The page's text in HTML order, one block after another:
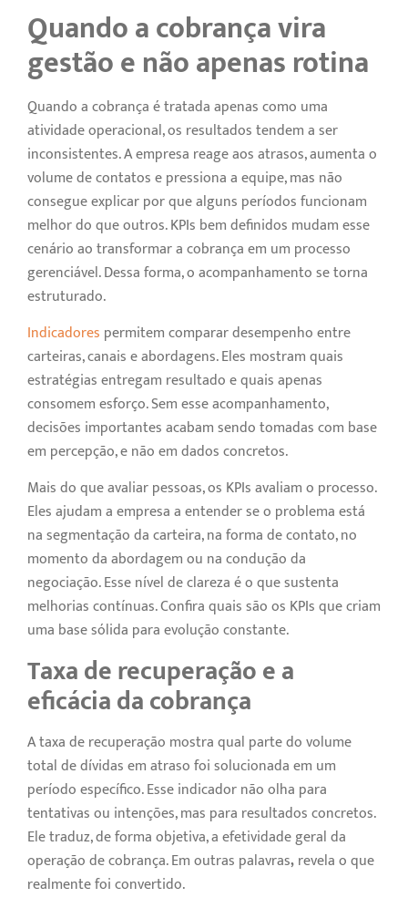
Quando a cobrança vira
gestão e não apenas rotina
Quando a cobrança é tratada apenas como uma
atividade operacional, os resultados tendem a ser
inconsistentes. A empresa reage aos atrasos, aumenta o
volume de contatos e pressiona a equipe, mas não
consegue explicar por que alguns períodos funcionam
melhor do que outros. KPIs bem definidos mudam esse
cenário ao transformar a cobrança em um processo
gerenciável. Dessa forma, o acompanhamento se torna
estruturado.
Indicadores permitem comparar desempenho entre
carteiras, canais e abordagens. Eles mostram quais
estratégias entregam resultado e quais apenas
consomem esforço. Sem esse acompanhamento,
decisões importantes acabam sendo tomadas com base
em percepção, e não em dados concretos.
Mais do que avaliar pessoas, os KPIs avaliam o processo.
Eles ajudam a empresa a entender se o problema está
na segmentação da carteira, na forma de contato, no
momento da abordagem ou na condução da
negociação. Esse nível de clareza é o que sustenta
melhorias contínuas. Confira quais são os KPIs que criam
uma base sólida para evolução constante.
Taxa de recuperação e a
eficácia da cobrança
A taxa de recuperação mostra qual parte do volume
total de dívidas em atraso foi solucionada em um
período específico. Esse indicador não olha para
tentativas ou intenções, mas para resultados concretos.
Ele traduz, de forma objetiva, a efetividade geral da
operação de cobrança. Em outras palavras,revela o que
realmente foi convertido.